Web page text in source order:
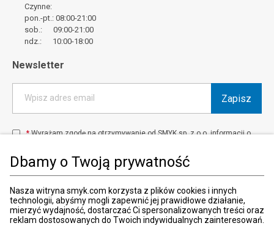
Dbamy o Twoją prywatność
Nasza witryna smyk.com korzysta z plików cookies i innych
technologii, abyśmy mogli zapewnić jej prawidłowe działanie,
mierzyć wydajność, dostarczać Ci spersonalizowanych treści oraz
reklam dostosowanych do Twoich indywidualnych zainteresowań.
Czynne:
pon.-pt.: 08:00-21:00
sob.: 09:00-21:00
ndz.: 10:00-18:00
Newsletter
Wpisz adres email Zapisz
*Wyrażam zgodę na otrzymywanie od SMYK sp. z o.o. informacji o
elektronicznej (e-mail).
W każdej chwili możesz z łatwością cofnąć wyrażone zgody.